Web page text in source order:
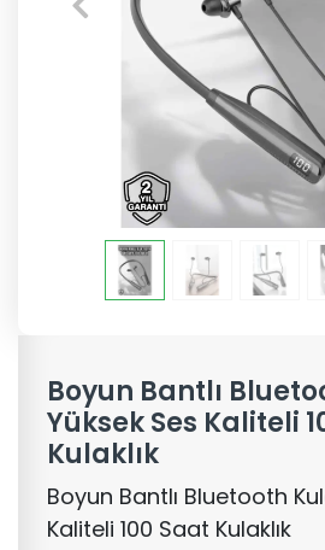
Boyun Bantlı
Yüksek Ses Kaliteli
Kulaklık
Boyun Bantlı Bluetooth
Kaliteli 100 Saat Kulaklık